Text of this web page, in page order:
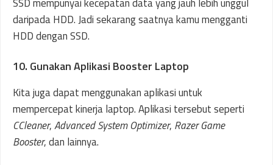
daripada HDD. Jadi sekarang saatnya kamu mengganti
HDD dengan SSD.
10. Gunakan Aplikasi Booster Laptop
Kita juga dapat menggunakan aplikasi untuk
mempercepat kinerja laptop. Aplikasi tersebut seperti
CCleaner,Advanced System Optimizer, Razer Game
Booster, dan lainnya.